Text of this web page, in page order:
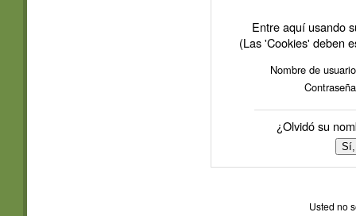
Entre aquí usando
(Las 'Cookies' deben
Nombre de usuario
Contraseña
¿Olvidó su
Usted no